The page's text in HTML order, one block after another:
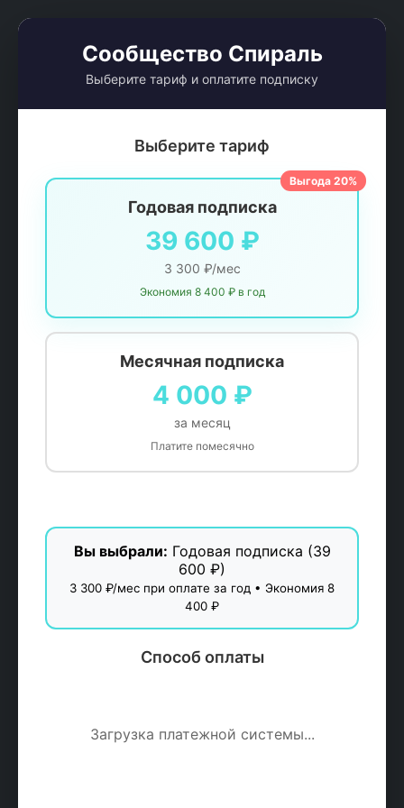
Сообщество Спираль
Выберите тариф и оплатите подписку
Выберите тариф
Выгода 20%
Годовая подписка
39 600 ₽
3 300 ₽/мес
Экономия 8 400 ₽ в год
Месячная подписка
4 000 ₽
за месяц
Платите помесячно
Вы выбрали: Годовая подписка (39
600 ₽)
3 300 ₽/мес при оплате за год • Экономия 8
400 ₽
Способ оплаты
Загрузка платежной системы...